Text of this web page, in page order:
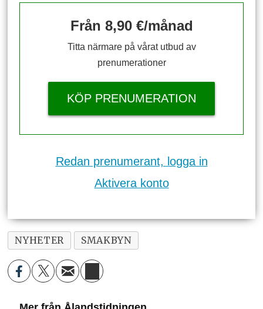
Från 8,90 €/månad
Titta närmare på vårat utbud av
prenumerationer
KÖP PRENUMERATION
Redan prenumerant, logga in
Aktivera konto
NYHETER SMAKBYN